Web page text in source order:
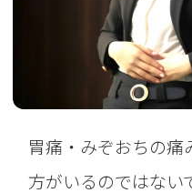
胃痛・みぞおちの痛
方がいるのではない